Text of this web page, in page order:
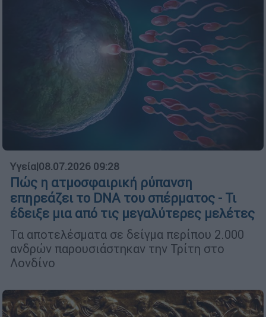
Υγεία|08.07.2026 09:28
Πώς η ατμοσφαιρική ρύπανση
επηρεάζει το DNA του σπέρματος - Τι
έδειξε μια από τις μεγαλύτερες μελέτες
Τα αποτελέσματα σε δείγμα περίπου 2.000
ανδρών παρουσιάστηκαν την Τρίτη στο
Λονδίνο